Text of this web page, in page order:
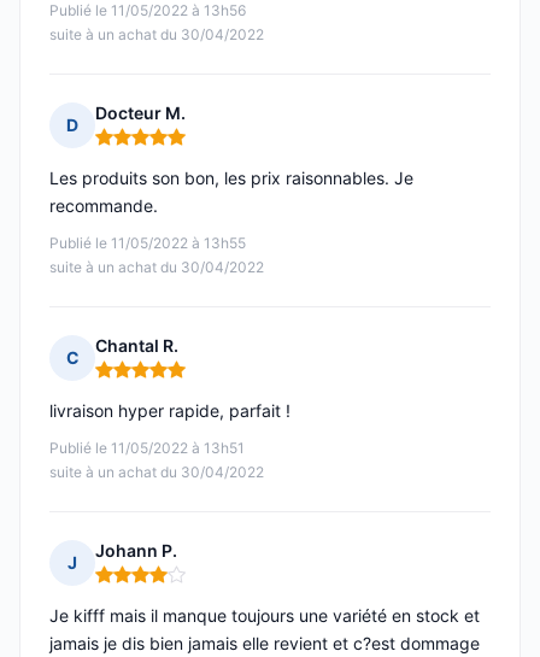
Publié le 11/05/2022 à 13h56
suite à un achat du 30/04/2022
D
Docteur M.
Note : 5 sur 5
Publié le 11/05/2022 à 13h55
suite à un achat du 30/04/2022
Les produits son bon, les prix raisonnables. Je
recommande.
C
Chantal R.
Note : 5 sur 5
Publié le 11/05/2022 à 13h51
suite à un achat du 30/04/2022
livraison hyper rapide, parfait !
J
Johann P.
Note : 4 sur 5
Je kifff mais il manque toujours une variété en stock et
jamais je dis bien jamais elle revient et c?est dommage